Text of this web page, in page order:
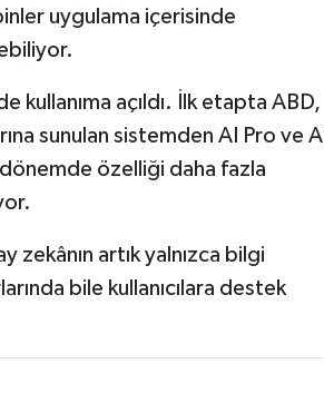
uygulama içerisinde
kullanıma açıldı. İlk etapta ABD,
sunulan sistemden AI Pro ve AI
özelliği daha fazla
zekânın artık yalnızca bilgi
bile kullanıcılara destek